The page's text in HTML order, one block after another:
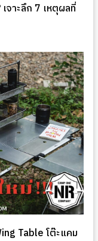
จาะลึก 7 เหตุผลที่
Table โต๊ะแคม